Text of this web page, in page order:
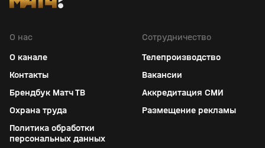
О нас
О канале
Контакты
Брендбук Матч ТВ
Охрана труда
Политика обработки
персональных данных
Сотрудничество
Телепроизводство
Вакансии
Аккредитация СМИ
Размещение рекламы